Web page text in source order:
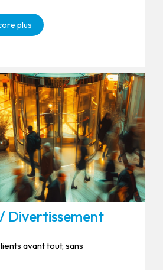
plus
Divertissement
avant tout, sans